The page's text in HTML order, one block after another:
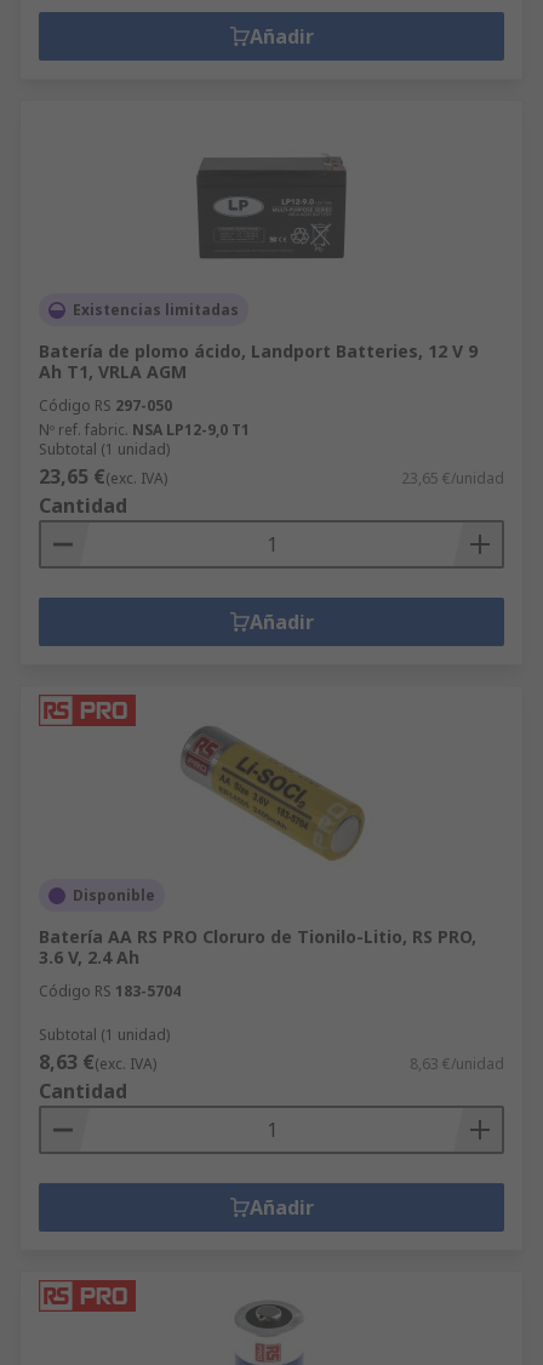
Añadir
Existencias limitadas
Batería de plomo ácido, Landport Batteries, 12 V 9
Ah T1, VRLA AGM
Código RS 297-050
Nº ref. fabric. NSA LP12-9,0 T1
Subtotal (1 unidad)
23,65 €(exc. IVA) 23,65 €/unidad
Cantidad
Añadir
Disponible
Batería AA RS PRO Cloruro de Tionilo-Litio, RS PRO,
3.6 V, 2.4 Ah
Código RS 183-5704
Subtotal (1 unidad)
8,63 €(exc. IVA) 8,63 €/unidad
Cantidad
Añadir